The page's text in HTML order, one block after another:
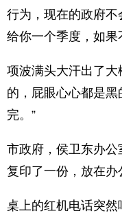
行为，现在的政府不
给你一个季度，如果
项波满头大汗出了大
的，屁眼心心都是
完。”
市政府，侯卫东办
复印了一份，放在办
桌上的红机电话突然